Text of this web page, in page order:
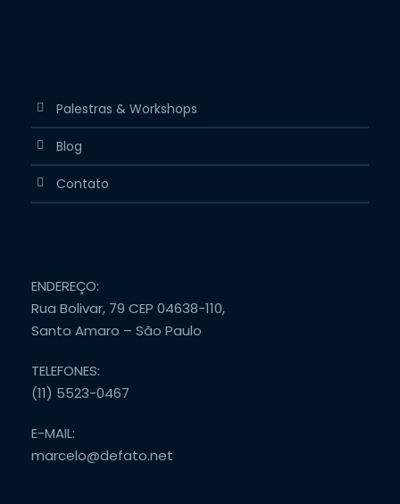
Palestras & Workshops
Blog
Contato
ENDEREÇO:
Rua Bolivar, 79 CEP 04638-110,
Santo Amaro – São Paulo
TELEFONES:
(11) 5523-0467
E-MAIL:
marcelo@defato.net